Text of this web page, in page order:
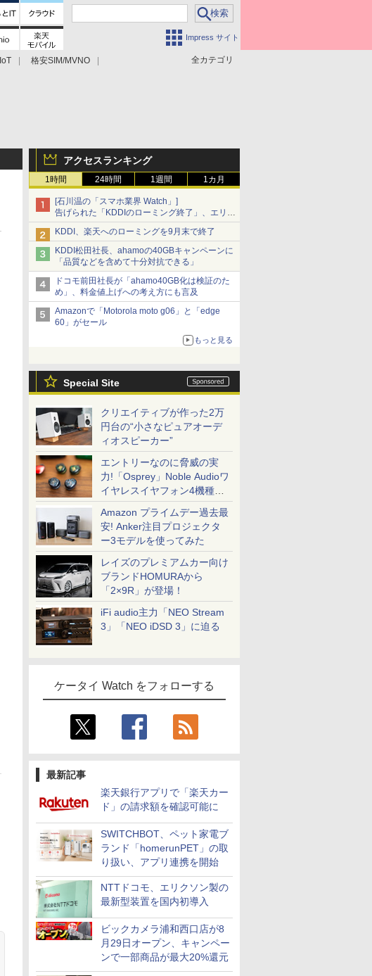
Impress サイト
全カテゴリ
IoT
格安SIM/MVNO
アクセスランキング
1時間 24時間 1週間 1カ月
[石川温の「スマホ業界 Watch」]
告げられた「KDDIのローミング終了」、エリア
マップの落とし穴と楽天モバイルの課題
KDDI、楽天へのローミングを9月末で終了
KDDI松田社長、ahamoの40GBキャンペーンに
「品質などを含めて十分対抗できる」
ドコモ前田社長が「ahamo40GB化は検証のた
め」、料金値上げへの考え方にも言及
Amazonで「Motorola moto g06」と「edge
60」がセール
もっと見る
Special Site
クリエイティブが作った2万
円台の“小さなピュアオーデ
ィオスピーカー”
エントリーなのに脅威の実
力!「Osprey」Noble Audioワ
イヤレスイヤフォン4機種を
一気に聴く
Amazon プライムデー過去最
安! Anker注目プロジェクタ
ー3モデルを使ってみた
レイズのプレミアムカー向け
ブランドHOMURAから
「2×9R」が登場！
iFi audio主力「NEO Stream
3」「NEO iDSD 3」に迫る
ケータイ Watch をフォローする
最新記事
楽天銀行アプリで「楽天カー
ド」の請求額を確認可能に
SWITCHBOT、ペット家電ブ
ランド「homerunPET」の取
り扱い、アプリ連携を開始
NTTドコモ、エリクソン製の
最新型装置を国内初導入
ビックカメラ浦和西口店が8
月29日オープン、キャンペー
ンで一部商品が最大20%還元